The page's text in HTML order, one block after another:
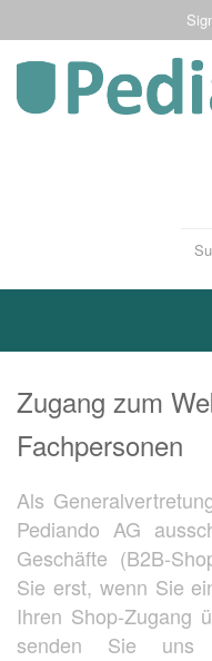
Zugang zum
Fachpersonen
Als
Pediando AG
Geschäfte (B2B-
Sie erst, wenn Sie
Ihren Shop-Zugang
senden Sie